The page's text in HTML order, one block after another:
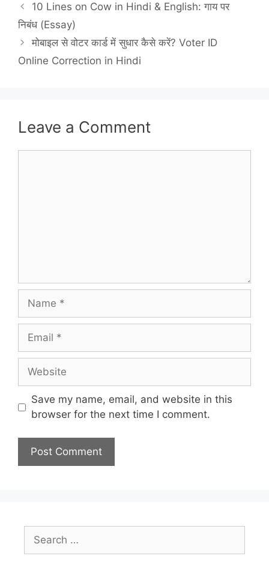
10 Lines on Cow in Hindi & English: गाय पर
निबंध (Essay)
मोबाइल से वोटर कार्ड में सुधार कैसे करें? Voter ID
Online Correction in Hindi
Leave a Comment
Name
Email
Website
Save my name, email, and website in this
browser for the next time I comment.
for: